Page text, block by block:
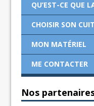
QU’EST-CE QUE
CHOISIR SON
MON MATÉRIEL
ME CONTACTER
Nos